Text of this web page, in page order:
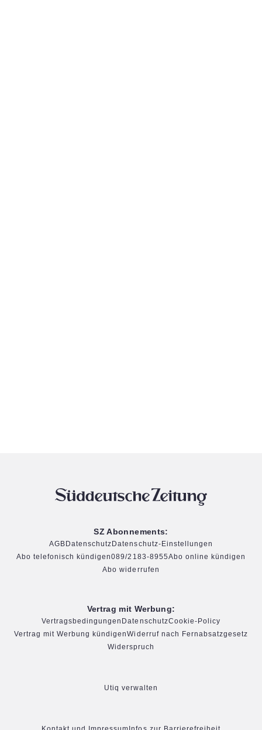
SZ Abonnements:
AGB Datenschutz Datenschutz-Einstellungen
Abo telefonisch kündigen089/2183-8955Abo online kündigen
Abo widerrufen
Vertrag mit Werbung:
Vertragsbedingungen DatenschutzCookie-Policy
Vertrag mit Werbung kündigenWiderruf nach Fernabsatzgesetz
Widerspruch
Utiq verwalten